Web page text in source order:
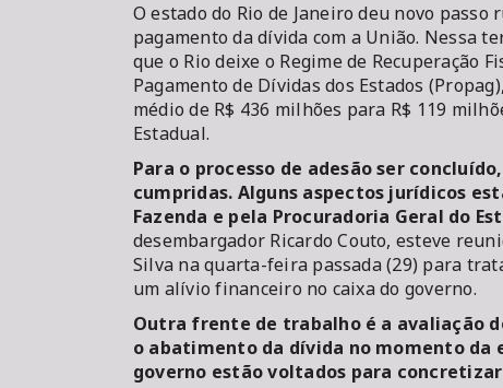
O estado do Rio de Janeiro deu novo
pagamento da dívida com a União. Nessa
que o Rio deixe o Regime de Recuperação
Pagamento de Dívidas dos Estados
médio de R$ 436 milhões para R$ 119
Estadual.
Para o processo de adesão ser
cumpridas. Alguns aspectos jurídicos
Fazenda e pela Procuradoria Geral do
desembargador Ricardo Couto, esteve
Silva na quarta-feira passada (29) para
um alívio financeiro no caixa do governo.
Outra frente de trabalho é a avaliação
o abatimento da dívida no momento da
governo estão voltados para